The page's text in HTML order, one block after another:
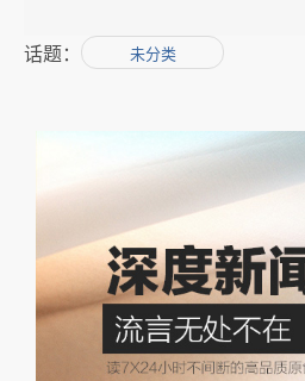
以农民为主体，农民至少
任何有资格的公民
经营目的不同
为成员的农产品生产和经
为股东谋取利润
话题： 未分类